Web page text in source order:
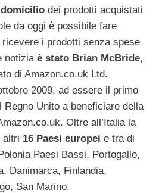
dei prodotti acquistati
da oggi è possibile fare
i prodotti senza spese
notizia è stato Brian McBride,
di Amazon.co.uk Ltd.
2009, ad essere il primo
Regno Unito a beneficiare della
Oltre all’Italia la
altri 16 Paesi europei e tra di
Paesi Bassi, Portogallo,
Danimarca, Finlandia,
San Marino.